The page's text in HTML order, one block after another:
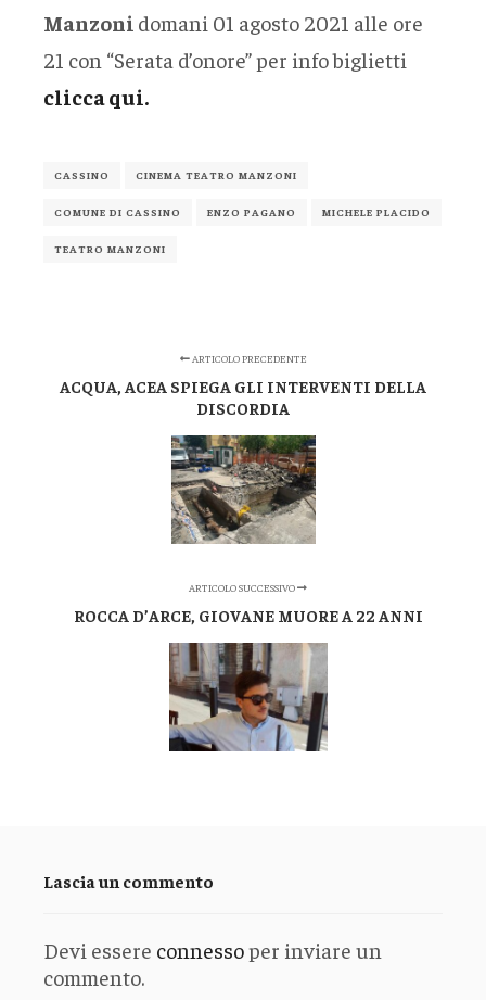
Manzoni domani 01 agosto 2021 alle ore
21 con “Serata d’onore” per info biglietti
clicca qui.
CASSINO CINEMA TEATRO MANZONI
COMUNE DI CASSINO ENZO PAGANO MICHELE PLACIDO
TEATRO MANZONI
ARTICOLO PRECEDENTE
ACQUA, ACEA SPIEGA GLI INTERVENTI DELLA
DISCORDIA
ARTICOLO SUCCESSIVO
ROCCA D’ARCE, GIOVANE MUORE A 22 ANNI
Lascia un commento
Devi essere connessoper inviare un
commento.